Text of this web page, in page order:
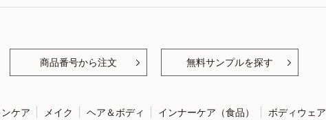
商品番号から注文 無料サンプルを探す
ケア メイク ヘア＆ボディ インナーケア（食品） ボディウェア